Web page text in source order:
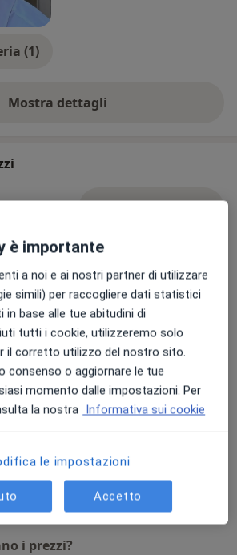
(1)
Mostra dettagli
sull'esperienza
Prenota una visita
Prenota una visita
i prezzi?
è importante
a noi e ai nostri partner di utilizzare
simili) per raccogliere dati statistici
base alle tue abitudini di
tutti i cookie, utilizzeremo solo
il corretto utilizzo del nostro sito.
consenso o aggiornare le tue
momento dalle impostazioni. Per
la nostra Informativa sui cookie
le impostazioni
Accetto